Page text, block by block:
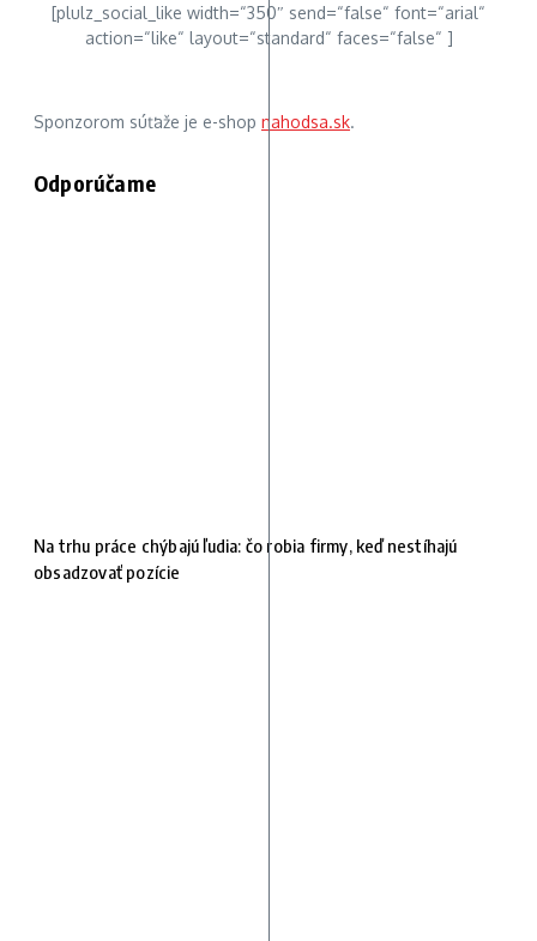
[plulz_social_like width=“350″ send=“false“ font=“arial“
action=“like“ layout=“standard“ faces=“false“ ]
Sponzorom súťaže je e-shop nahodsa.sk.
Odporúčame
Na trhu práce chýbajú ľudia: čo robia firmy, keď nestíhajú
obsadzovať pozície